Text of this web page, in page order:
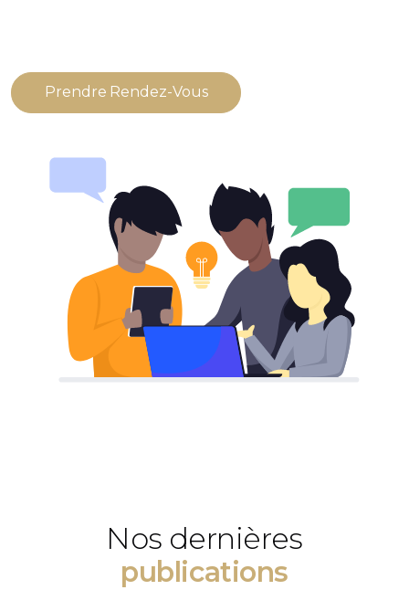
Prendre Rendez-Vous
Nos dernières
publications